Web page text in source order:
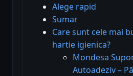
Alege rapid
Sumar
Care sunt cele mai
hartie igienica?
Mondesa
Autoadeziv –